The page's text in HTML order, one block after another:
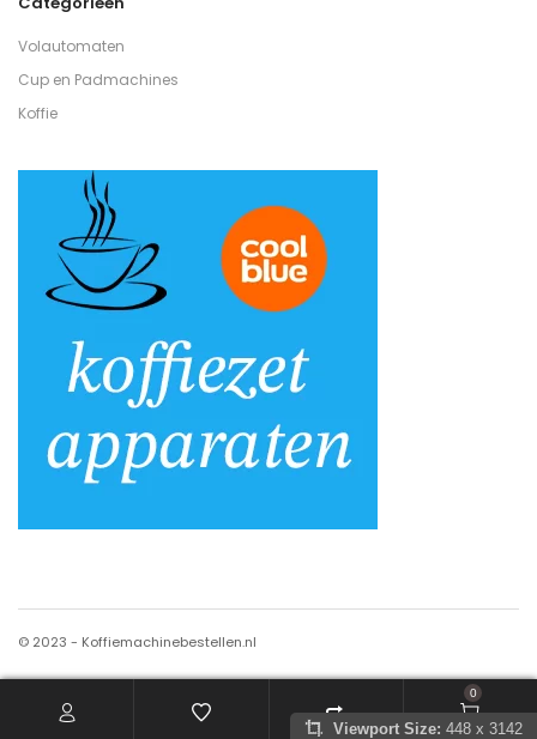
Volautomaten
Cup en Padmachines
Koffie
© 2023 - Koffiemachinebestellen.nl
0
Viewport Size: 448 x 3142